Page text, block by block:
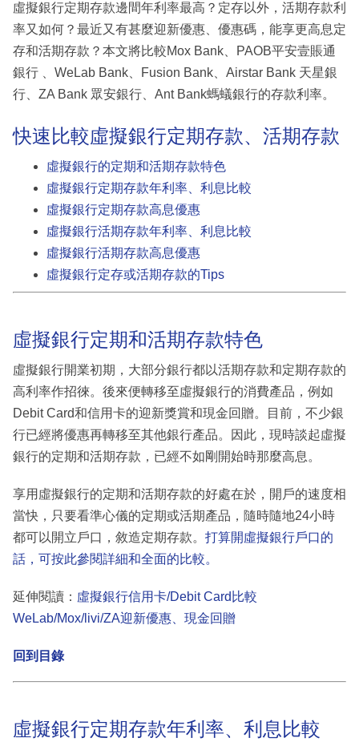
生
活
事
專
訂
閱
專
區
虛擬銀行定期存款邊間年利率最高？定存以外，活期存款利
率又如何？最近又有甚麼迎新優惠、優惠碼，能享更高息定
存和活期存款？本文將比較Mox Bank、PAOB平安壹賬通
銀行 、WeLab Bank、Fusion Bank、Airstar Bank 天星銀
行、ZA Bank 眾安銀行、Ant Bank螞蟻銀行的存款利率。
快速比較虛擬銀行定期存款、活期存款
虛擬銀行的定期和活期存款特色
虛擬銀行定期存款年利率、利息比較
虛擬銀行定期存款高息優惠
虛擬銀行活期存款年利率、利息比較
虛擬銀行活期存款高息優惠
虛擬銀行定存或活期存款的Tips
虛擬銀行定期和活期存款特色
虛擬銀行開業初期，大部分銀行都以活期存款和定期存款的
高利率作招徠。後來便轉移至虛擬銀行的消費產品，例如
Debit Card和信用卡的迎新獎賞和現金回贈。目前，不少銀
行已經將優惠再轉移至其他銀行產品。因此，現時談起虛擬
銀行的定期和活期存款，已經不如剛開始時那麼高息。
享用虛擬銀行的定期和活期存款的好處在於，開戶的速度相
當快，只要看準心儀的定期或活期產品，隨時隨地24小時
都可以開立戶口，敘造定期存款。 打算開虛擬銀行戶口的
話，可按此參閱詳細和全面的比較。
延伸閱讀： 虛擬銀行信用卡/Debit Card比較
WeLab/Mox/livi/ZA迎新優惠、現金回贈
回到目錄
虛擬銀行定期存款年利率、利息比較